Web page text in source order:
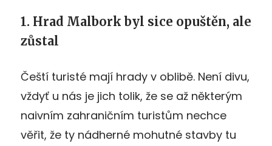
1. Hrad Malbork byl sice opuštěn, ale
zůstal
Čeští turisté mají hrady v oblibě. Není divu,
vždyť u nás je jich tolik, že se až některým
naivním zahraničním turistům nechce
věřit, že ty nádherné mohutné stavby tu